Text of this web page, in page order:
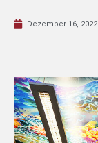
Dezember 16, 2022